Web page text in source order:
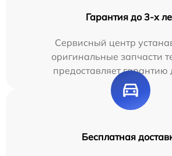
Гарантия до 3-х
Сервисный центр
оригинальные запчасти
предоставляет гарантию
Бесплатная